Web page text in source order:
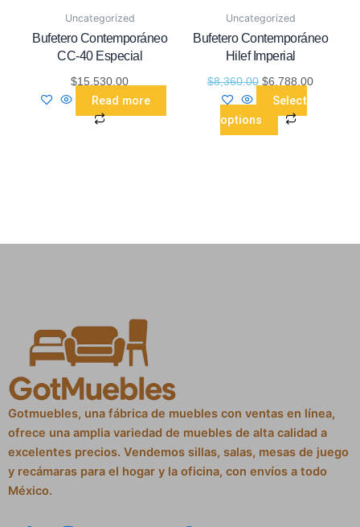
Uncategorized
Bufetero Contemporáneo
CC-40 Especial
$15,530.00
Read more
Uncategorized
Bufetero Contemporáneo
Hilef Imperial
$8,360.00 $6,788.00
Select
options
options
be
chosen
on
the
Gotmuebles, una fábrica de muebles con ventas en línea,
ofrece una amplia variedad de muebles de alta calidad a
excelentes precios. Vendemos sillas, salas, mesas de juego
y recámaras para el hogar y la oficina, con envíos a todo
México.